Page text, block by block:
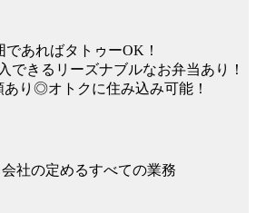
あればタトゥーOK！
できるリーズナブルなお弁当あり！
り◎オトクに住み込み可能！
社の定めるすべての業務